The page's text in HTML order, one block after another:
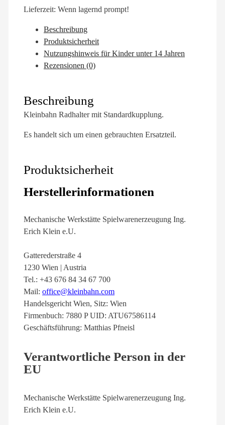
Lieferzeit: Wenn lagernd prompt!
Beschreibung
Produktsicherheit
Nutzungshinweis für Kinder unter 14 Jahren
Rezensionen (0)
Beschreibung
Kleinbahn Radhalter mit Standardkupplung.
Es handelt sich um einen gebrauchten Ersatzteil.
Produktsicherheit
Herstellerinformationen
Mechanische Werkstätte Spielwarenerzeugung Ing.
Erich Klein e.U.
Gatterederstraße 4
1230 Wien | Austria
Tel.: +43 676 84 34 67 700
Mail: office@kleinbahn.com
Handelsgericht Wien, Sitz: Wien
Firmenbuch: 7880 P UID: ATU67586114
Geschäftsführung: Matthias Pfneisl
Verantwortliche Person in der
EU
Mechanische Werkstätte Spielwarenerzeugung Ing.
Erich Klein e.U.